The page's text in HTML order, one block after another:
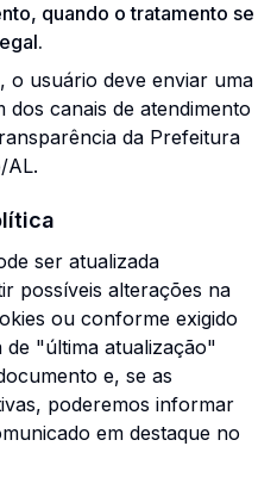
quando o tratamento se
o usuário deve enviar uma
canais de atendimento
da Prefeitura
AL.
ser atualizada
possíveis alterações na
ou conforme exigido
de "última atualização"
e, se as
poderemos informar
em destaque no